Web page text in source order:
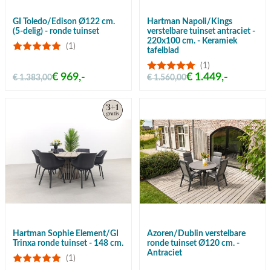
GI Toledo/Edison Ø122 cm.
(5-delig) - ronde tuinset
(1)
€ 1.383,00€ 969,-
Hartman Napoli/Kings
verstelbare tuinset antraciet -
220x100 cm. - Keramiek
tafelblad
(1)
€ 1.560,00€ 1.449,-
Hartman Sophie Element/GI
Trinxa ronde tuinset - 148 cm.
(1)
Azoren/Dublin verstelbare
ronde tuinset Ø120 cm. -
Antraciet